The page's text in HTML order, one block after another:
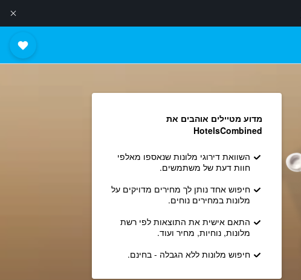
מדוע מטיילים אוהבים את
HotelsCombined
השוואת דירוגי מלונות שנאספו מאלפי
חוות דעת של משתמשים.
חיפוש אחד נותן לך מחירים מדויקים על
מלונות במחירים נוחים.
התאם אישית את התוצאות לפי רשת
מלונות, נוחיות, מחיר ועוד.
חיפוש מלונות ללא הגבלה - בחינם.